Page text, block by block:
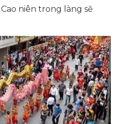
niên trong làng sẽ